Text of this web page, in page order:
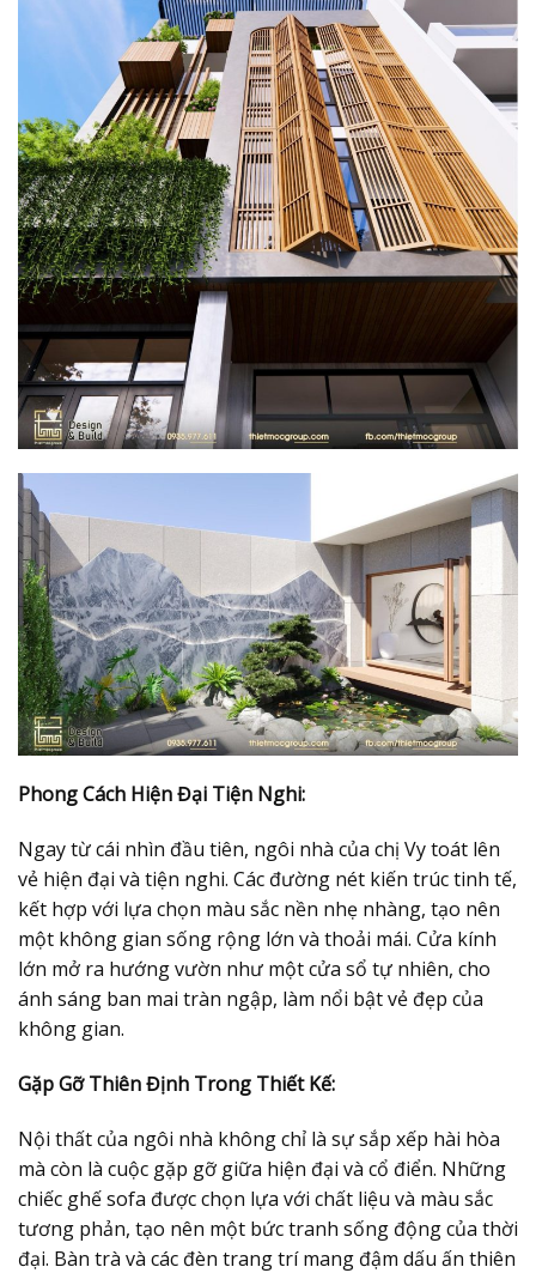
Phong Cách Hiện Đại Tiện Nghi:
Ngay từ cái nhìn đầu tiên, ngôi nhà của chị Vy toát lên
vẻ hiện đại và tiện nghi. Các đường nét kiến trúc tinh tế,
kết hợp với lựa chọn màu sắc nền nhẹ nhàng, tạo nên
một không gian sống rộng lớn và thoải mái. Cửa kính
lớn mở ra hướng vườn như một cửa sổ tự nhiên, cho
ánh sáng ban mai tràn ngập, làm nổi bật vẻ đẹp của
không gian.
Gặp Gỡ Thiên Định Trong Thiết Kế:
Nội thất của ngôi nhà không chỉ là sự sắp xếp hài hòa
mà còn là cuộc gặp gỡ giữa hiện đại và cổ điển. Những
chiếc ghế sofa được chọn lựa với chất liệu và màu sắc
tương phản, tạo nên một bức tranh sống động của thời
đại. Bàn trà và các đèn trang trí mang đậm dấu ấn thiên